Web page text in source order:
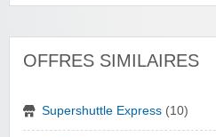
OFFRES SIMILAIRES
Supershuttle Express (10)